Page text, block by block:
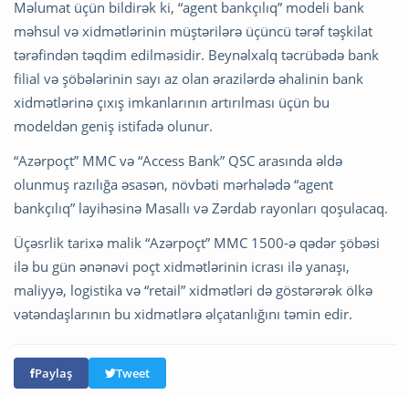
Məlumat üçün bildirək ki, “agent bankçılıq” modeli bank
məhsul və xidmətlərinin müştərilərə üçüncü tərəf təşkilat
tərəfindən təqdim edilməsidir. Beynəlxalq təcrübədə bank
filial və şöbələrinin sayı az olan ərazilərdə əhalinin bank
xidmətlərinə çıxış imkanlarının artırılması üçün bu
modeldən geniş istifadə olunur.
“Azərpoçt” MMC və “Access Bank” QSC arasında əldə
olunmuş razılığa əsasən, növbəti mərhələdə “agent
bankçılıq” layihəsinə Masallı və Zərdab rayonları qoşulacaq.
Üçəsrlik tarixə malik “Azərpoçt” MMC 1500-ə qədər şöbəsi
ilə bu gün ənənəvi poçt xidmətlərinin icrası ilə yanaşı,
maliyyə, logistika və “retail” xidmətləri də göstərərək ölkə
vətəndaşlarının bu xidmətlərə əlçatanlığını təmin edir.
Paylaş Tweet